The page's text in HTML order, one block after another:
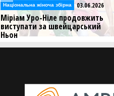
Національна жіноча збірна 03.06.2026
Міріам Уро-Ніле продовжить
виступати за швейцарський
Ньон
Швейцарський Ньон оголосив про